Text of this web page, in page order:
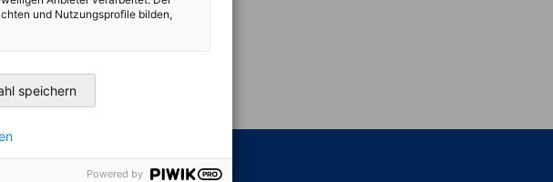
Germany Trade & Invest
und Nutzungsprofile bilden,
speichern
Powered by